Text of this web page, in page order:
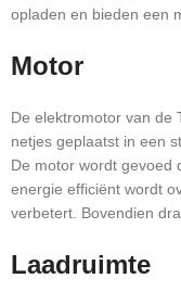
opladen en bieden een
Motor
De elektromotor van de
netjes geplaatst in een
De motor wordt gevoed
energie efficiënt wordt
verbetert. Bovendien
Laadruimte